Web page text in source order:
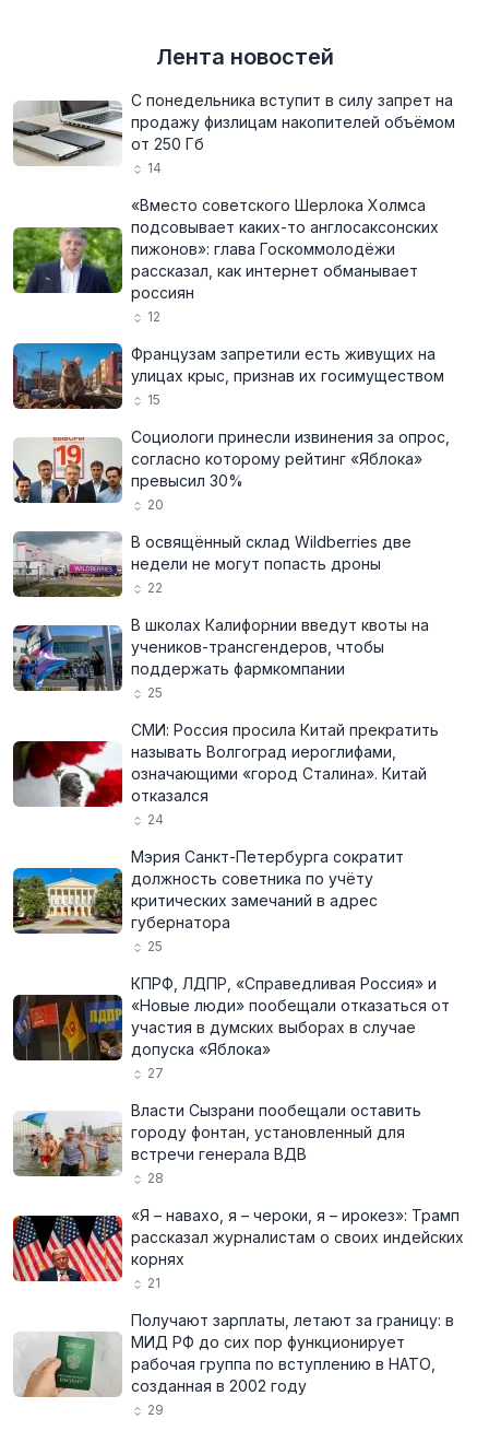
Лента новостей
С понедельника вступит в силу запрет на
продажу физлицам накопителей объёмом
от 250 Гб
14
«Вместо советского Шерлока Холмса
подсовывает каких-то англосаксонских
пижонов»: глава Госкоммолодёжи
рассказал, как интернет обманывает
россиян
12
Французам запретили есть живущих на
улицах крыс, признав их госимуществом
15
Социологи принесли извинения за опрос,
согласно которому рейтинг «Яблока»
превысил 30%
20
В освящённый склад Wildberries две
недели не могут попасть дроны
22
В школах Калифорнии введут квоты на
учеников-трансгендеров, чтобы
поддержать фармкомпании
25
СМИ: Россия просила Китай прекратить
называть Волгоград иероглифами,
означающими «город Сталина». Китай
отказался
24
Мэрия Санкт-Петербурга сократит
должность советника по учёту
критических замечаний в адрес
губернатора
25
КПРФ, ЛДПР, «Справедливая Россия» и
«Новые люди» пообещали отказаться от
участия в думских выборах в случае
допуска «Яблока»
27
Власти Сызрани пообещали оставить
городу фонтан, установленный для
встречи генерала ВДВ
28
«Я – навахо, я – чероки, я – ирокез»: Трамп
рассказал журналистам о своих индейских
корнях
21
Получают зарплаты, летают за границу: в
МИД РФ до сих пор функционирует
рабочая группа по вступлению в НАТО,
созданная в 2002 году
29